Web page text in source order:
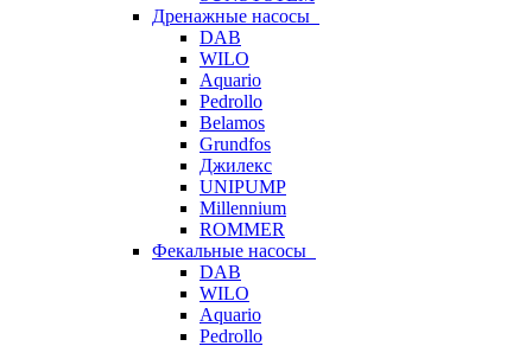
Дренажные насосы
DAB
WILO
Aquario
Pedrollo
Belamos
Grundfos
Джилекс
UNIPUMP
Millennium
ROMMER
Фекальные насосы
DAB
WILO
Aquario
Pedrollo